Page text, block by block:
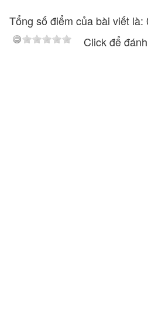
Tổng số điểm của bài viết là:
Click để